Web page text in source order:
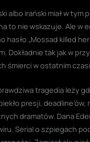
albo irański miał w tym
to nie wskazuje. Ale w
hasło „Mossad killed
Dokładnie tak jak w
śmierci w ostatnim
tragedia leży
presji,
dramatów. Dana
Serial o szpiegach